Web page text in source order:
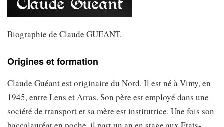
Biographie de Claude GUEANT.
Origines et formation
Claude Guéant est originaire du Nord. Il est né à Vimy, en
1945, entre Lens et Arras. Son père est employé dans une
société de transport et sa mère est institutrice. Une fois son